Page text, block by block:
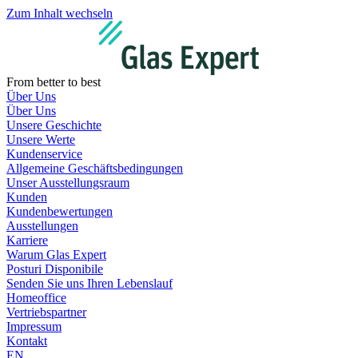
Zum Inhalt wechseln
From better to best
Über Uns
Über Uns
Unsere Geschichte
Unsere Werte
Kundenservice
Allgemeine Geschäftsbedingungen
Unser Ausstellungsraum
Kunden
Kundenbewertungen
Ausstellungen
Karriere
Warum Glas Expert
Posturi Disponibile
Senden Sie uns Ihren Lebenslauf
Homeoffice
Vertriebspartner
Impressum
Kontakt
EN